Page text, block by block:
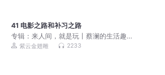
41 电影之路和补习之路
专辑： 来人间，就是玩丨蔡澜的生活趣
味丨老顽童的烦恼消失术丨解压治愈丨
紫云金翅雕 2233